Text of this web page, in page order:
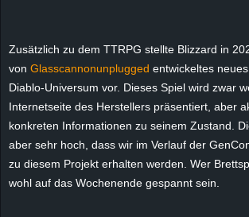
Zusätzlich zu dem TTRPG stellte Blizzard in
von Glasscannonunplugged entwickeltes
Diablo-Universum vor. Dieses Spiel wird zwar
Internetseite des Herstellers präsentiert, aber
konkreten Informationen zu seinem Zustand.
aber sehr hoch, dass wir im Verlauf der
zu diesem Projekt erhalten werden. Wer
wohl auf das Wochenende gespannt sein.